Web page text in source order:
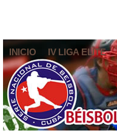
INICIO IV LIGA ELITE